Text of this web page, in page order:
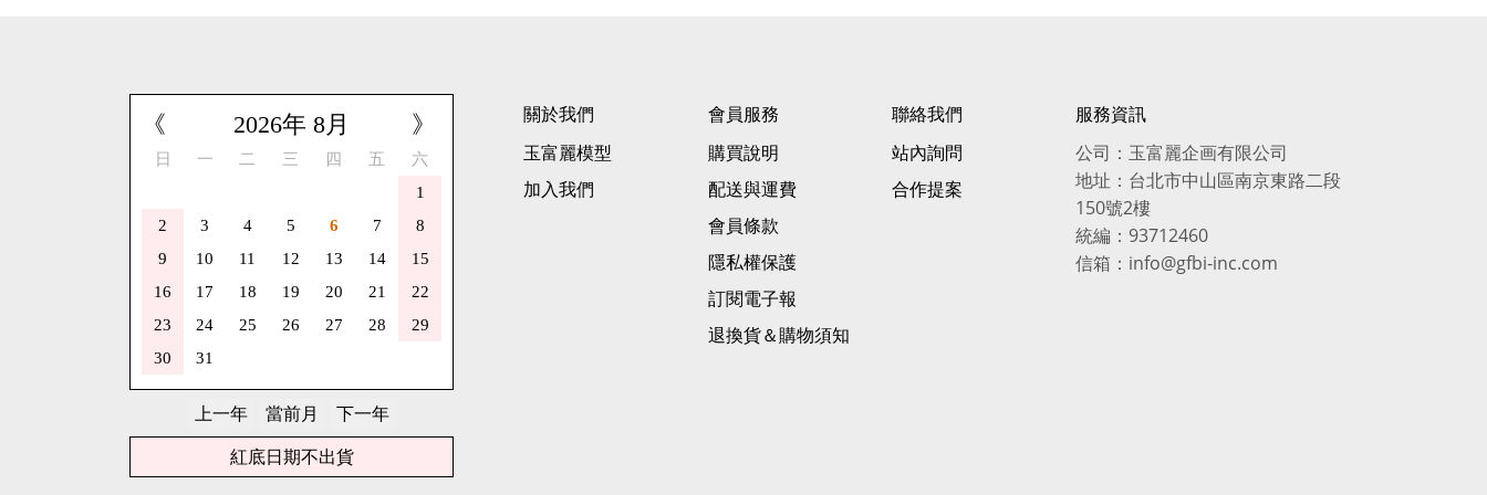
《 》
2026年8月
日 一 二 三 四 五
六
1
2
3 4 5 6 7
8
9
10 11 12 13 14
15
16
17 18 19 20 21
22
23
24 25 26 27 28
29
30
31
紅底日期不出貨
關於我們
玉富麗模型
加入我們
會員服務
購買說明
配送與運費
會員條款
隱私權保護
訂閱電子報
退換貨＆購物須知
聯絡我們
站內詢問
合作提案
服務資訊
公司：玉富麗企画有限公司
地址：台北市中山區南京東路二段
150號2樓
統編：93712460
信箱：info@gfbi-inc.com